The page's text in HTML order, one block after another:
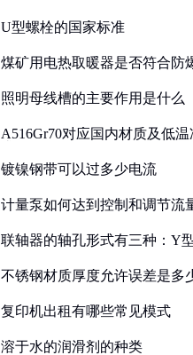
U型螺栓的国家标准
煤矿用电热取暖器是否符合防
照明母线槽的主要作用是什么
A516Gr70对应国内材质及低温
镀镍钢带可以过多少电流
计量泵如何达到控制和调节流
联轴器的轴孔形式有三种：Y
不锈钢材质厚度允许误差是多
复印机出租有哪些常见模式
溶于水的润滑剂的种类